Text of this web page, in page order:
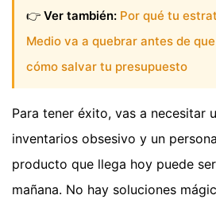
👉 Ver también: Por qué tu
Medio va a quebrar antes de
cómo salvar tu presupuesto
Para tener éxito, vas a necesitar
inventarios obsesivo y un
producto que llega hoy puede
mañana. No hay soluciones